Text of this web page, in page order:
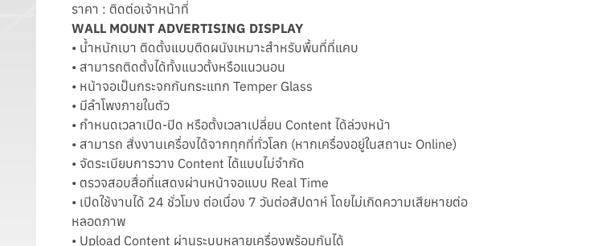
ราคา : ติดต่อเจ้าหน้าที่
WALL MOUNT ADVERTISING DISPLAY
• น้ำหนักเบา ติดตั้งแบบติดผนังเหมาะสำหรับพื้นที่ที่แคบ
• สามารถติดตั้งได้ทั้งแนวตั้งหรือแนวนอน
• หน้าจอเป็นกระจกกันกระแทก Temper Glass
• มีลำโพงภายในตัว
• กำหนดเวลาเปิด-ปิด หรือตั้งเวลาเปลี่ยน Content ได้ล่วงหน้า
• สามารถ สั่งงานเครื่องได้จากทุกที่ทั่วโลก (หากเครื่องอยู่ในสถานะ Online)
• จัดระเบียบการวาง Content ได้แบบไม่จำกัด
• ตรวจสอบสื่อที่แสดงผ่านหน้าจอแบบ Real Time
• เปิดใช้งานได้ 24 ชั่วโมง ต่อเนื่อง 7 วันต่อสัปดาห์ โดยไม่เกิดความเสียหายต่อ
หลอดภาพ
• Upload Content ผ่านระบบหลายเครื่องพร้อมกันได้